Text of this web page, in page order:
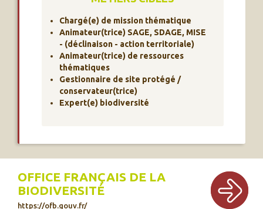
Chargé(e) de mission thématique
Animateur(trice) SAGE, SDAGE, MISE
- (déclinaison - action territoriale)
Animateur(trice) de ressources
thématiques
Gestionnaire de site protégé /
conservateur(trice)
Expert(e) biodiversité
OFFICE FRANÇAIS DE LA
BIODIVERSITÉ
https://ofb.gouv.fr/